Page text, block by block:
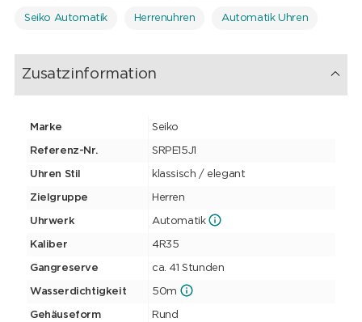
Handwerkskunst. Sowohl im Design als auch in der Fertigung
überdauert.
Seiko Automatik Herrenuhren Automatik Uhren
Zusatzinformation
Marke Seiko
Referenz-Nr. SRPE15J1
Uhren Stil klassisch / elegant
Zielgruppe Herren
Uhrwerk Automatik
Kaliber 4R35
Gangreserve ca. 41 Stunden
Wasserdichtigkeit 50m
Gehäuseform Rund